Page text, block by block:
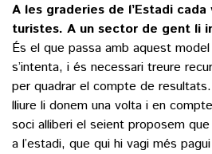
A les graderies de l’Estadi
turistes. A un sector de gent li
És el que passa amb aquest
s’intenta, i és necessari treure
per quadrar el compte de
lliure li donem una volta i en
soci alliberi el seient proposem que
a l’estadi, que qui hi vagi més